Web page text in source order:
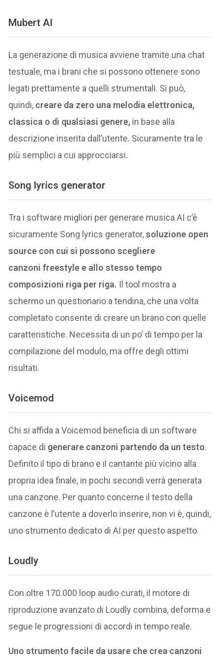
Mubert AI
La generazione di musica avviene tramite una chat
testuale, ma i brani che si possono ottenere sono
legati prettamente a quelli strumentali. Si può,
quindi, creare da zero una melodia elettronica,
classica o di qualsiasi genere, in base alla
descrizione inserita dall’utente. Sicuramente tra le
più semplici a cui approcciarsi.
Song lyrics generator
Tra i software migliori per generare musica AI c’è
sicuramente Song lyrics generator,soluzione open
source con cui si possono scegliere
canzoni freestyle e allo stesso tempo
composizioni riga per riga. Il tool mostra a
schermo un questionario a tendina, che una volta
completato consente di creare un brano con quelle
caratteristiche. Necessita di un po’ di tempo per la
compilazione del modulo, ma offre degli ottimi
risultati.
Voicemod
Chi si affida a Voicemod beneficia di un software
capace di generare canzoni partendo da un testo.
Definito il tipo di brano e il cantante più vicino alla
propria idea finale, in pochi secondi verrà generata
una canzone. Per quanto concerne il testo della
canzone è l’utente a doverlo inserire, non vi è, quindi,
uno strumento dedicato di AI per questo aspetto.
Loudly
Con oltre 170.000 loop audio curati, il motore di
riproduzione avanzato di Loudly combina, deforma e
segue le progressioni di accordi in tempo reale.
Uno strumento facile da usare che crea canzoni